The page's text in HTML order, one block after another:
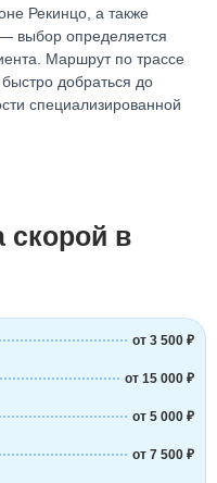
Рекинцо, а также
выбор определяется
Маршрут по трассе
добраться до
специализированной
скорой в
от 3 500 ₽
от 15 000 ₽
от 5 000 ₽
от 7 500 ₽